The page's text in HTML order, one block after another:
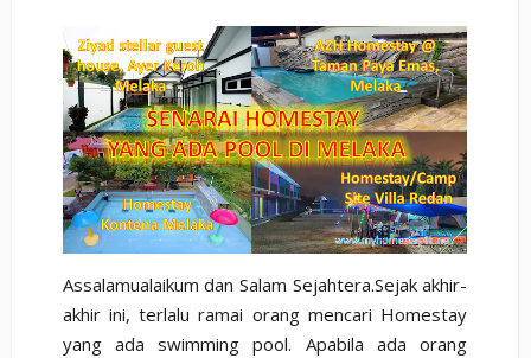
Assalamualaikum dan Salam Sejahtera.Sejak akhir-
akhir ini, terlalu ramai orang mencari Homestay
yang ada swimming pool. Apabila ada orang